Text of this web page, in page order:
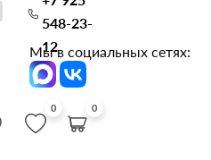
548-23-
12
Мы в социальных сетях:
0 0